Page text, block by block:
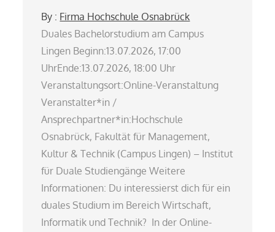
By : Firma Hochschule Osnabrück
Duales Bachelorstudium am Campus
Lingen Beginn:13.07.2026, 17:00
UhrEnde:13.07.2026, 18:00 Uhr
Veranstaltungsort:Online-Veranstaltung
Veranstalter*in /
Ansprechpartner*in:Hochschule
Osnabrück, Fakultät für Management,
Kultur & Technik (Campus Lingen) – Institut
für Duale Studiengänge Weitere
Informationen: Du interessierst dich für ein
duales Studium im Bereich Wirtschaft,
Informatik und Technik? In der Online-